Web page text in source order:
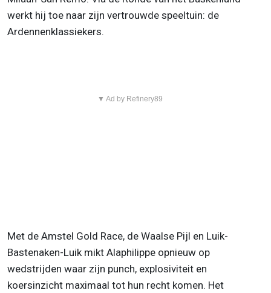
werkt hij toe naar zijn vertrouwde speeltuin: de
Ardennenklassiekers.
▼ Ad by Refinery89
Met de Amstel Gold Race, de Waalse Pijl en Luik-
Bastenaken-Luik mikt Alaphilippe opnieuw op
wedstrijden waar zijn punch, explosiviteit en
koersinzicht maximaal tot hun recht komen. Het